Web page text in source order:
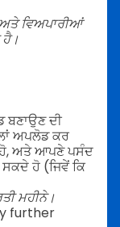
ਵਿਅਪਾਰੀਆਂ
ਬਣਾਉਣ ਦੀ
ਅਪਲੋਡ ਕਰ
ਅਤੇ ਆਪਣੇ ਪਸੰਦ
ਹੋ (ਜਿਵੇਂ ਕਿ
ਮਹੀਨੇ।
further